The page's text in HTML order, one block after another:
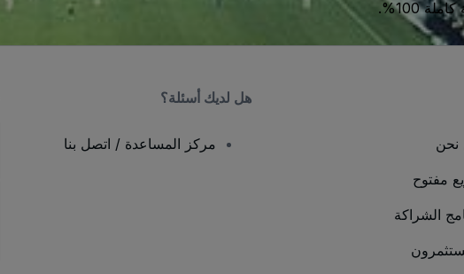
100%.
نحن
مفتوح
الشراكة
هل لديك أسئلة؟
مركز المساعدة / اتصل بنا